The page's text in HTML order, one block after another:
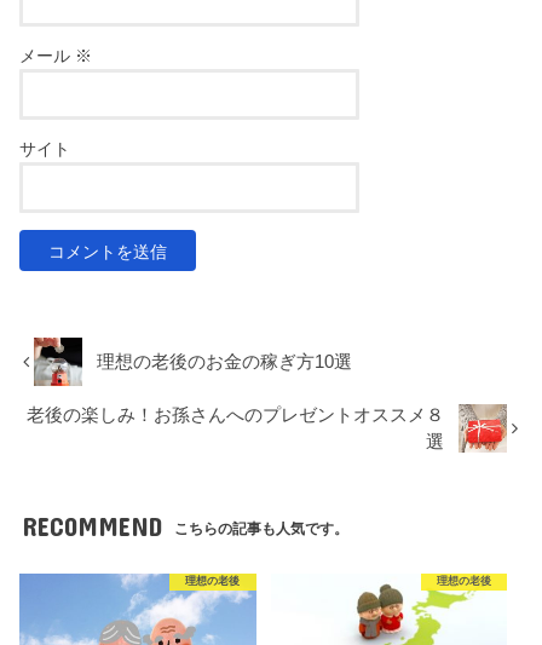
メール ※
サイト
理想の老後のお金の稼ぎ方10選
老後の楽しみ！お孫さんへのプレゼントオススメ８
選
RECOMMEND こちらの記事も人気です。
理想の老後 理想の老後